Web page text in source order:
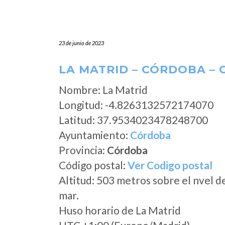
23 de junio de 2023
LA MATRID – CÓRDOBA –
Nombre: La Matrid
Longitud: -4.8263132572174070
Latitud: 37.9534023478248700
Ayuntamiento: Córdoba
Provincia: Córdoba
Código postal: Ver Codigo postal
Altitud: 503 metros sobre el nvel
mar.
Huso horario de La Matrid